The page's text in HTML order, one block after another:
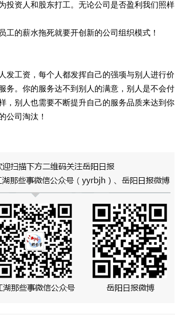
投资人和股东打工。无论公司是否盈利我们照样
的薪水拖死就要开创新的公司组织模式！
发工资，每个人都发挥自己的强项与别人进行价
务。你的服务达不到别人的满意，别人是不会付
，别人也需要不断提升自己的服务品质来达到你
公司淘汰！